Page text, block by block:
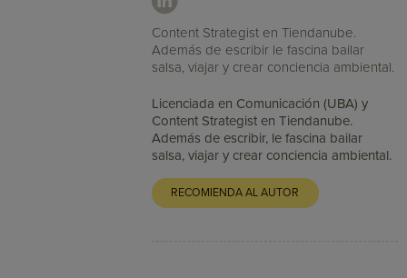
Content Strategist en Tiendanube.
Además de escribir le fascina bailar
salsa, viajar y crear conciencia ambiental.
Licenciada en Comunicación (UBA) y
Content Strategist en Tiendanube.
Además de escribir, le fascina bailar
salsa, viajar y crear conciencia ambiental.
RECOMIENDA AL AUTOR